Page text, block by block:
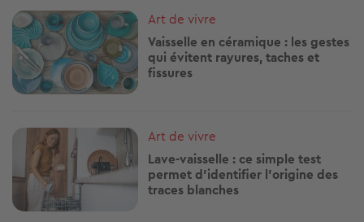
Image
Art de vivre
Vaisselle en céramique : les gestes
qui évitent rayures, taches et
fissures
Image
Art de vivre
Lave-vaisselle : ce simple test
permet d’identifier l’origine des
traces blanches